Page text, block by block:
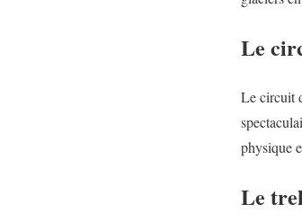
Le
Le circuit
physique
Le